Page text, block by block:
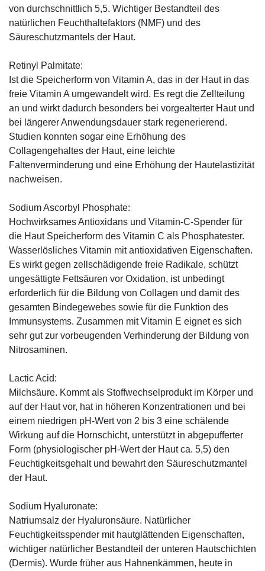
von durchschnittlich 5,5. Wichtiger Bestandteil des
natürlichen Feuchthaltefaktors (NMF) und des
Säureschutzmantels der Haut.
Retinyl Palmitate:
Ist die Speicherform von Vitamin A, das in der Haut in das
freie Vitamin A umgewandelt wird. Es regt die Zellteilung
an und wirkt dadurch besonders bei vorgealterter Haut und
bei längerer Anwendungsdauer stark regenerierend.
Studien konnten sogar eine Erhöhung des
Collagengehaltes der Haut, eine leichte
Faltenverminderung und eine Erhöhung der Hautelastizität
nachweisen.
Sodium Ascorbyl Phosphate:
Hochwirksames Antioxidans und Vitamin-C-Spender für
die Haut Speicherform des Vitamin C als Phosphatester.
Wasserlösliches Vitamin mit antioxidativen Eigenschaften.
Es wirkt gegen zellschädigende freie Radikale, schützt
ungesättigte Fettsäuren vor Oxidation, ist unbedingt
erforderlich für die Bildung von Collagen und damit des
gesamten Bindegewebes sowie für die Funktion des
Immunsystems. Zusammen mit Vitamin E eignet es sich
sehr gut zur vorbeugenden Verhinderung der Bildung von
Nitrosaminen.
Lactic Acid:
Milchsäure. Kommt als Stoffwechselprodukt im Körper und
auf der Haut vor, hat in höheren Konzentrationen und bei
einem niedrigen pH-Wert von 2 bis 3 eine schälende
Wirkung auf die Hornschicht, unterstützt in abgepufferter
Form (physiologischer pH-Wert der Haut ca. 5,5) den
Feuchtigkeitsgehalt und bewahrt den Säureschutzmantel
der Haut.
Sodium Hyaluronate:
Natriumsalz der Hyaluronsäure. Natürlicher
Feuchtigkeitsspender mit hautglättenden Eigenschaften,
wichtiger natürlicher Bestandteil der unteren Hautschichten
(Dermis). Wurde früher aus Hahnenkämmen, heute in